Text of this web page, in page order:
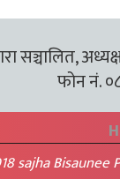
सञ्चालित,
फोन नं.
sajha Bisaunee